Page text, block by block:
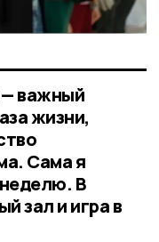
— важный
жизни,
Сама я
В
зал и игра в